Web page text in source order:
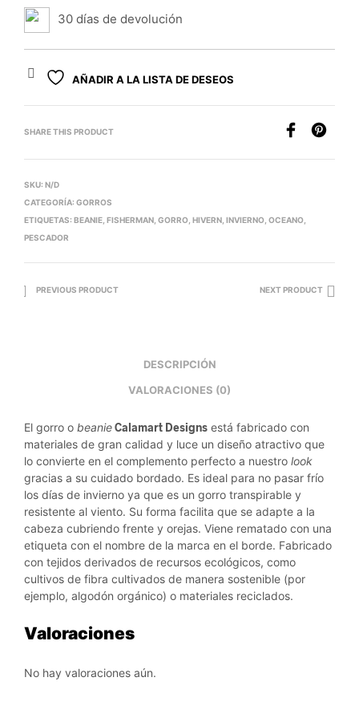
30 días de devolución
AÑADIR A LA LISTA DE DESEOS
SHARE THIS PRODUCT
SKU: N/D
CATEGORÍA: GORROS
ETIQUETAS: BEANIE FISHERMAN GORRO HIVERN INVIERNO OCEANO
PESCADOR
PREVIOUS PRODUCT NEXT PRODUCT
DESCRIPCIÓN
VALORACIONES (0)
El gorro o beanieCalamart Designs está fabricado con
materiales de gran calidad y luce un diseño atractivo que
lo convierte en el complemento perfecto a nuestro look
gracias a su cuidado bordado. Es ideal para no pasar frío
los días de invierno ya que es un gorro transpirable y
resistente al viento. Su forma facilita que se adapte a la
cabeza cubriendo frente y orejas. Viene rematado con una
etiqueta con el nombre de la marca en el borde. Fabricado
con tejidos derivados de recursos ecológicos, como
cultivos de fibra cultivados de manera sostenible (por
ejemplo, algodón orgánico) o materiales reciclados.
Valoraciones
No hay valoraciones aún.